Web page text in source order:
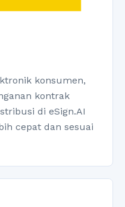
konsumen,
kontrak
di eSign.AI
cepat dan sesuai